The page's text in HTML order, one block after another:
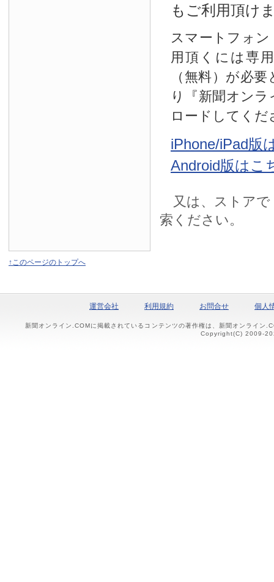
もご利用頂け
スマートフォ
用頂くには専
（無料）が必
り『新聞オン
ロードしてくだ
iPhone/iPad版
Android版はこ
又は、ストアで
索ください。
↑このページのトップへ
運営会社 利用規約 お問合せ 個人
新聞オンライン.COMに掲載されているコンテンツの著作権は、新聞オンライン
Copyright(C) 2009-